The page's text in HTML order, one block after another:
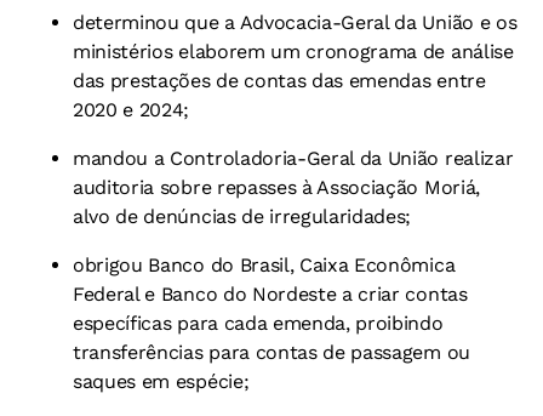
determinou que a Advocacia-Geral da União e os
ministérios elaborem um cronograma de análise
das prestações de contas das emendas entre
2020 e 2024;
mandou a Controladoria-Geral da União realizar
auditoria sobre repasses à Associação Moriá,
alvo de denúncias de irregularidades;
obrigou Banco do Brasil, Caixa Econômica
Federal e Banco do Nordeste a criar contas
específicas para cada emenda, proibindo
transferências para contas de passagem ou
saques em espécie;